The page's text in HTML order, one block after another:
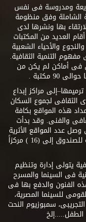
ومدروسة فى نفس
الشاملة وفق منظومة
بها ونشرها لدى
العديد من المكتبات
والأحياء الشعبية
التنمية الثقافية.
فى أماكن لم يكن من
مكتبة .
مراكز إبداع
الثقافى لجموع السكان
هذه المواقع بكافة
والفنى. وقد بدأت
حتى وصل عدد المواقع الأثرية
التى تم تحويلها إلى مراكز إبداع فنى تابعة للصندوق إلى (16 ) مركزاً
يتولى إدارة وتنظيم
فى السينما والمسرح
الفنون والدفع بها فى
للسينما المصرية،
سمبوزيوم النحت